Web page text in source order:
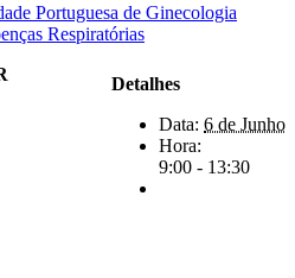
Portuguesa de Ginecologia
Respiratórias
Detalhes
Data: 6 de Junho
Hora:
9:00 - 13:30